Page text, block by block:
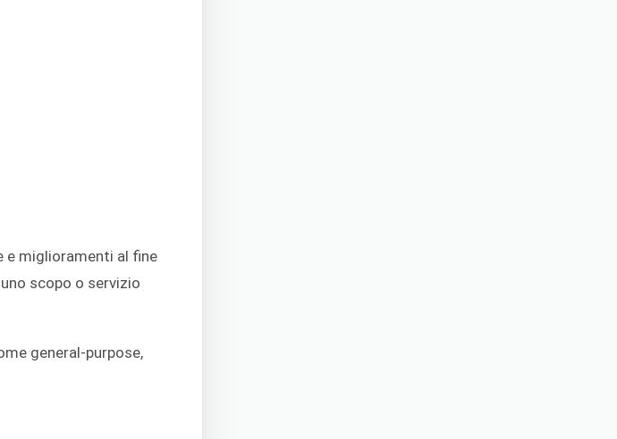
miglioramenti al fine
scopo o servizio
general-purpose,